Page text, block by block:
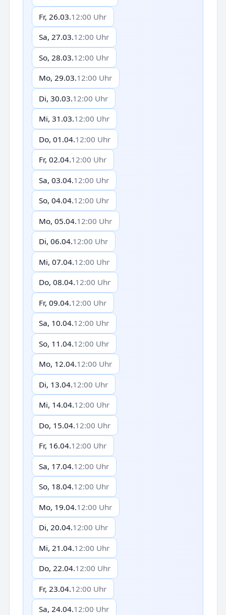
Fr, 26.03.12:00 Uhr
Sa, 27.03.12:00 Uhr
So, 28.03.12:00 Uhr
Mo, 29.03.12:00 Uhr
Di, 30.03.12:00 Uhr
Mi, 31.03.12:00 Uhr
Do, 01.04.12:00 Uhr
Fr, 02.04.12:00 Uhr
Sa, 03.04.12:00 Uhr
So, 04.04.12:00 Uhr
Mo, 05.04.12:00 Uhr
Di, 06.04.12:00 Uhr
Mi, 07.04.12:00 Uhr
Do, 08.04.12:00 Uhr
Fr, 09.04.12:00 Uhr
Sa, 10.04.12:00 Uhr
So, 11.04.12:00 Uhr
Mo, 12.04.12:00 Uhr
Di, 13.04.12:00 Uhr
Mi, 14.04.12:00 Uhr
Do, 15.04.12:00 Uhr
Fr, 16.04.12:00 Uhr
Sa, 17.04.12:00 Uhr
So, 18.04.12:00 Uhr
Mo, 19.04.12:00 Uhr
Di, 20.04.12:00 Uhr
Mi, 21.04.12:00 Uhr
Do, 22.04.12:00 Uhr
Fr, 23.04.12:00 Uhr
Sa, 24.04.12:00 Uhr